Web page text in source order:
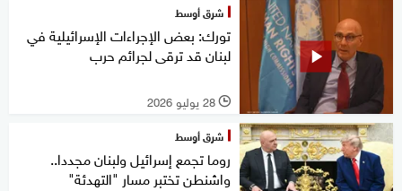
شرق أوسط
تورك: بعض الإجراءات الإسرائيلية في
لبنان قد ترقى لجرائم حرب
l 28 يوليو 2026
شرق أوسط
روما تجمع إسرائيل ولبنان مجددا..
واشنطن تختبر مسار "التهدئة"